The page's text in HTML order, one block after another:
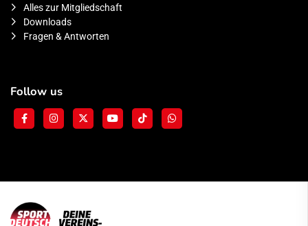
Alles zur Mitgliedschaft
Downloads
Fragen & Antworten
Follow us